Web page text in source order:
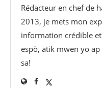
Rédacteur en chef de
2013, je mets mon
information crédible
espò, atik mwen yo
sa!